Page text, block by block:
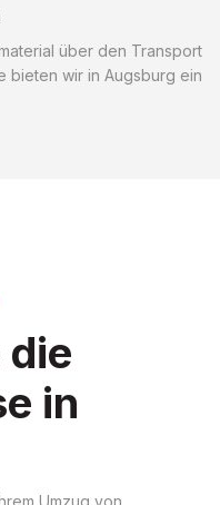
über den Transport
bieten wir in Augsburg ein
die
in
Umzug von